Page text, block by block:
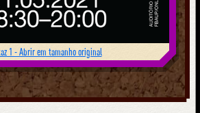
1 - Abrir em tamanho original